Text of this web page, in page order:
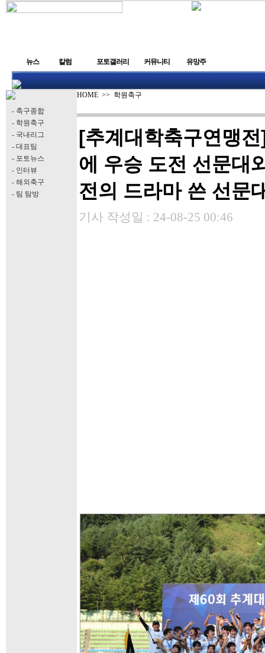
뉴스 칼럼 포토갤러리 커뮤니티 유망주
- 축구종합
- 학원축구
- 국내리그
- 대표팀
- 포토뉴스
- 인터뷰
- 해외축구
- 팀 탐방
HOME >> 학원축구
[추계대학축구연맹
에 우승 도전 선문대
전의 드라마 쓴 선문
기사 작성일 : 24-08-25 00:46